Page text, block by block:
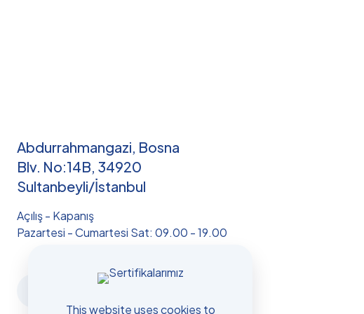
Abdurrahmangazi, Bosna
Blv. No:14B, 34920
Sultanbeyli/İstanbul
Açılış - Kapanış
Pazartesi - Cumartesi Sat: 09.00 - 19.00
This website uses cookies to